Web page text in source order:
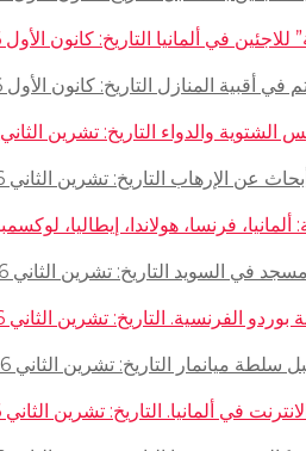
التاريخ: كانون الأول 2016 – الدولة: ألمانيا
التاريخ: كانون الأول 2016 – الدولة: سوريا
التاريخ: تشرين الثاني 2016 – الدولة: مصر
تشرين الثاني 2016 – الدولة: فرنسا
التاريخ: تشرين الثاني 2016 – الدولة: السويد
التاريخ: تشرين الثاني 2016 – الدولة: فرنسا
تشرين الثاني 2016 – الدولة: ميانمار
تشرين الثاني 2016 – الدولة: ألمانيا